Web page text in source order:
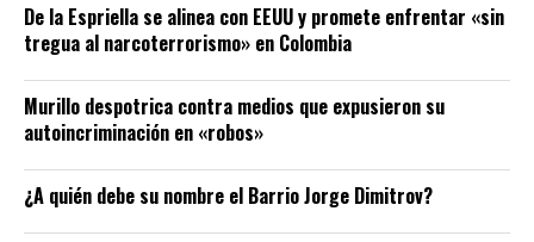
De la Espriella se alinea con EEUU y promete enfrentar «sin
tregua al narcoterrorismo» en Colombia
Murillo despotrica contra medios que expusieron su
autoincriminación en «robos»
¿A quién debe su nombre el Barrio Jorge Dimitrov?